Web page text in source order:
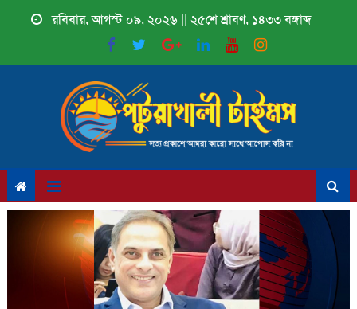
রবিবার, আগস্ট ০৯, ২০২৬ || ২৫শে শ্রাবণ, ১৪৩৩ বঙ্গাব্দ